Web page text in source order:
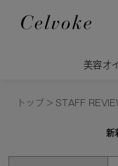
美容オイル
トップ > STAFF
新